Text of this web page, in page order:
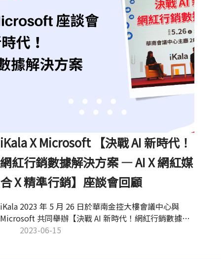
iKala X Microsoft 【決戰 AI 新時代！
網紅行銷數據解決方案 — AI X 網紅媒
合 X 精準行銷】座談會回顧
iKala 2023 年 5 月 26 日於華南金控大樓會議中心與
Microsoft 共同舉辦【決戰 AI 新時代！網紅行銷數據解
決方案 — AI X 網紅媒合 X 精準行銷】座談會，廣邀各大
2023-06-15